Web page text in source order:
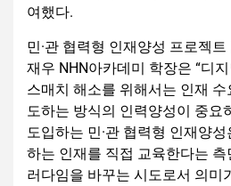
여했다.
민·관 협력형 인재양성 프로젝
재우 NHN아카데미 학장은 “디
스매치 해소를 위해서는 인재
도하는 방식의 인력양성이 중요
도입하는 민·관 협력형 인재양
하는 인재를 직접 교육한다는
러다임을 바꾸는 시도로서 의미